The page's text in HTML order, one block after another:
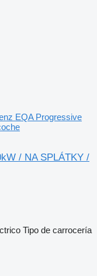
EQA Progressive
/ NA SPLÁTKY /
Tipo de carrocería